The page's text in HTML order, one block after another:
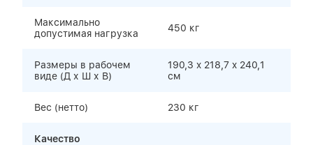
Максимально
допустимая нагрузка
450 кг
Размеры в рабочем
виде (Д х Ш х В)
190,3 x 218,7 x 240,1
см
Вес (нетто) 230 кг
Качество